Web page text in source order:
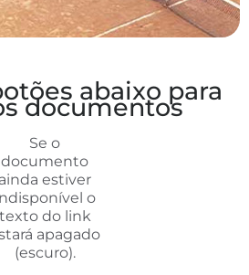
abaixo para
documentos
Se o
documento
ainda estiver
o
texto do link
apagado
(escuro).